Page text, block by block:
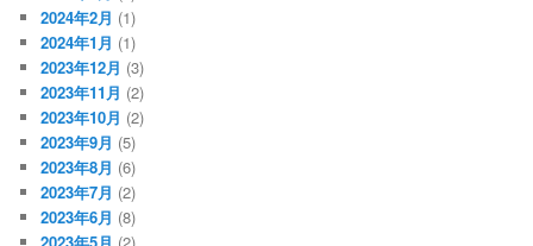
2024年2月 (1)
2024年1月 (1)
2023年12月 (3)
2023年11月 (2)
2023年10月 (2)
2023年9月 (5)
2023年8月 (6)
2023年7月 (2)
2023年6月 (8)